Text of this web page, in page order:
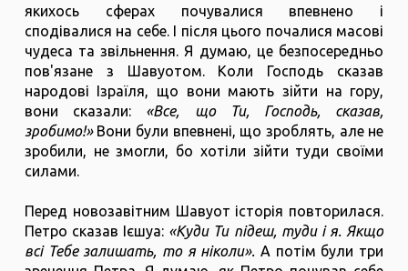
якихось сферах почувалися впевнено і
сподівалися на себе. І після цього почалися масові
чудеса та звільнення. Я думаю, це безпосередньо
пов'язане з Шавуотом. Коли Господь сказав
народові Ізраїля, що вони мають зійти на гору,
вони сказали: «Все, що Ти, Господь, сказав,
зробимо!»Вони були впевнені, що зроблять, але не
зробили, не змогли, бо хотіли зійти туди своїми
силами.
Перед новозавітним Шавуот історія повторилася.
Петро сказав Ієшуа: «Куди Ти підеш, туди і я. Якщо
всі Тебе залишать, то я ніколи». А потім були три